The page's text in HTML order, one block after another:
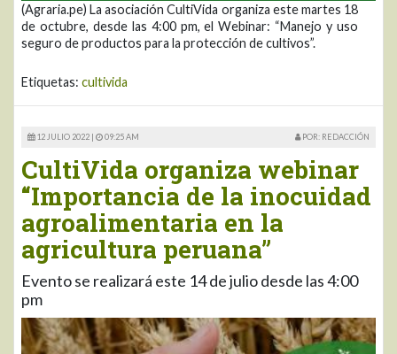
(Agraria.pe) La asociación CultiVida organiza este martes 18
de octubre, desde las 4:00 pm, el Webinar: “Manejo y uso
seguro de productos para la protección de cultivos”.
Etiquetas: cultivida
12 JULIO 2022 | 09:25 AM POR: REDACCIÓN
CultiVida organiza webinar
“Importancia de la inocuidad
agroalimentaria en la
agricultura peruana”
Evento se realizará este 14 de julio desde las 4:00
pm